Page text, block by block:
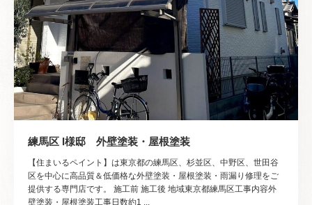
練馬区 I様邸 外壁塗装・屋根塗装
【住まいるペイント】は東京都の練馬区、杉並区、中野区、世田谷
区を中心に高品質＆低価格な外壁塗装・屋根塗装・雨漏り修理をご
提供する専門店です。 施工前 施工後 地域東京都練馬区工事内容外
壁塗装・屋根塗装工事日数約1 ...